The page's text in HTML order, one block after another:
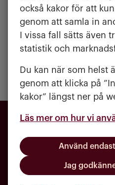
också kakor för att
genom att samla in
I vissa fall sätts även
statistik och
Du kan när som helst
genom att klicka på
kakor” längst ner på
Läs mer om hur vi
Använd
Jag
Hiss:
Storlek:
Yta: